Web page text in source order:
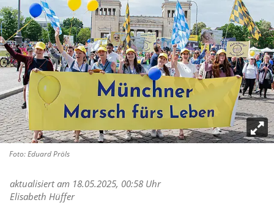
Foto: Eduard Pröls
aktualisiert am 18.05.2025, 00:58 Uhr
Elisabeth Hüffer